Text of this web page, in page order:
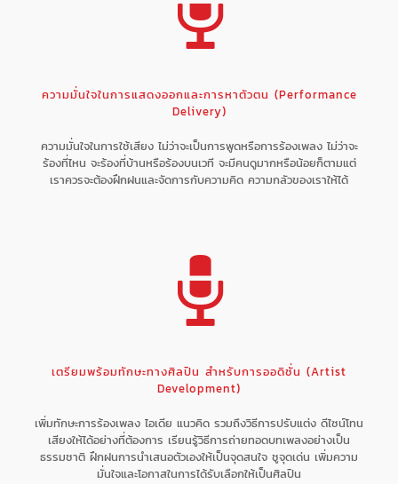
ความมั่นใจในการแสดงออกและการหาตัวตน (Performance
Delivery)
ความมั่นใจในการใช้เสียง ไม่ว่าจะเป็นการพูดหรือการร้องเพลง ไม่ว่าจะ
ร้องที่ไหน จะร้องที่บ้านหรือร้องบนเวที จะมีคนดูมากหรือน้อยก็ตามแต่
เราควรจะต้องฝึกฝนและจัดการกับความคิด ความกลัวของเราให้ได้
เตรียมพร้อมทักษะทางศิลปิน สำหรับการออดิชั่น (Artist
Development)
เพิ่มทักษะการร้องเพลง ไอเดีย แนวคิด รวมถึงวิธีการปรับแต่ง ดีไซน์โทน
เสียงให้ได้อย่างที่ต้องการ เรียนรู้วิธีการถ่ายทอดบทเพลงอย่างเป็น
ธรรมชาติ ฝึกฝนการนำเสนอตัวเองให้เป็นจุดสนใจ ชูจุดเด่น เพิ่มความ
มั่นใจและโอกาสในการได้รับเลือกให้เป็นศิลปิน